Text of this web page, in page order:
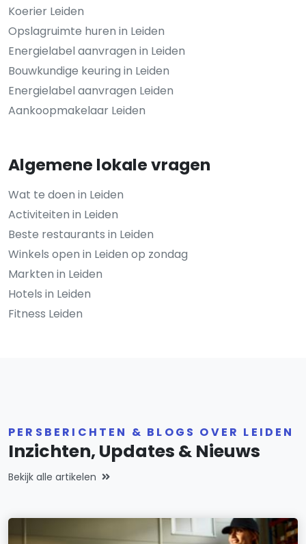
Koerier Leiden
Opslagruimte huren in Leiden
Energielabel aanvragen in Leiden
Bouwkundige keuring in Leiden
Energielabel aanvragen Leiden
Aankoopmakelaar Leiden
Algemene lokale vragen
Wat te doen in Leiden
Activiteiten in Leiden
Beste restaurants in Leiden
Winkels open in Leiden op zondag
Markten in Leiden
Hotels in Leiden
Fitness Leiden
PERSBERICHTEN & BLOGS OVER LEIDEN
Inzichten, Updates & Nieuws
Bekijk alle artikelen